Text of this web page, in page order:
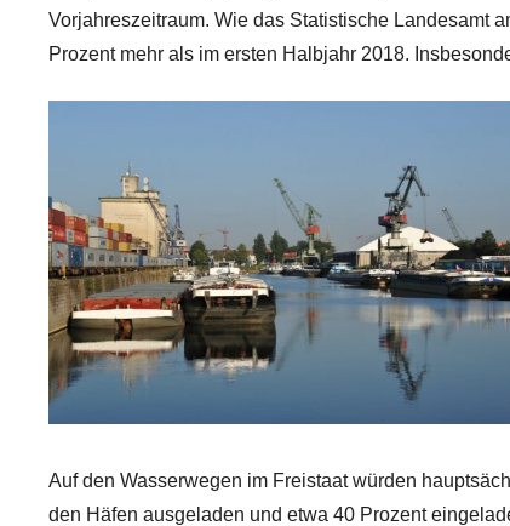
Vorjahreszeitraum. Wie das Statistische Landesamt
Prozent mehr als im ersten Halbjahr 2018.
Auf den Wasserwegen im Freistaat würden
den Häfen ausgeladen und etwa 40 Prozent